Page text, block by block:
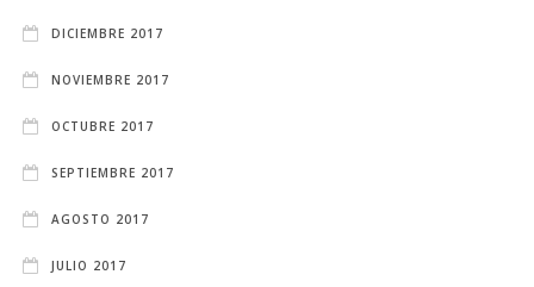
DICIEMBRE 2017
NOVIEMBRE 2017
OCTUBRE 2017
SEPTIEMBRE 2017
AGOSTO 2017
JULIO 2017